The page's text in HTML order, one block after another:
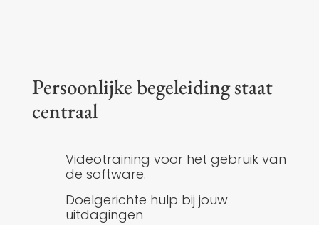
Persoonlijke begeleiding staat
centraal
Videotraining voor het gebruik van
de software.
Doelgerichte hulp bij jouw
uitdagingen